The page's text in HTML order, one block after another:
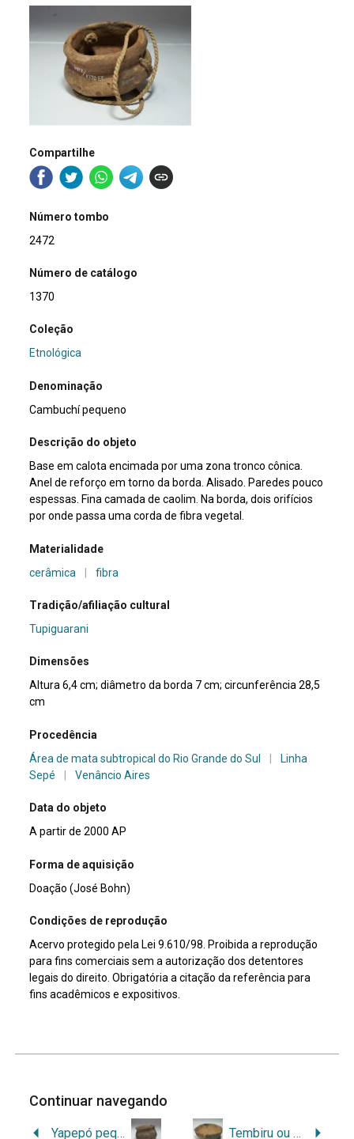
Compartilhe
Número tombo
2472
Número de catálogo
1370
Coleção
Etnológica
Denominação
Cambuchí pequeno
Descrição do objeto
Base em calota encimada por uma zona tronco cônica.
Anel de reforço em torno da borda. Alisado. Paredes pouco
espessas. Fina camada de caolim. Na borda, dois orifícios
por onde passa uma corda de fibra vegetal.
Materialidade
cerâmica
fibra
Tradição/afiliação cultural
Tupiguarani
Dimensões
Altura 6,4 cm; diâmetro da borda 7 cm; circunferência 28,5
cm
Procedência
Área de mata subtropical do Rio Grande do Sul
Linha
Sepé
Venâncio Aires
Data do objeto
A partir de 2000 AP
Forma de aquisição
Doação (José Bohn)
Condições de reprodução
Acervo protegido pela Lei 9.610/98. Proibida a reprodução
para fins comerciais sem a autorização dos detentores
legais do direito. Obrigatória a citação da referência para
fins acadêmicos e expositivos.
Continuar navegando
Yapepó pequena corrugada Tembiru ou naembé